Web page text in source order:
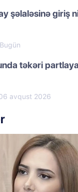
şəlaləsinə giriş
Bugün
təkəri
avqust 2026